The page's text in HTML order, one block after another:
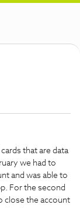
that are data
we had to
and was able to
For the second
close the account